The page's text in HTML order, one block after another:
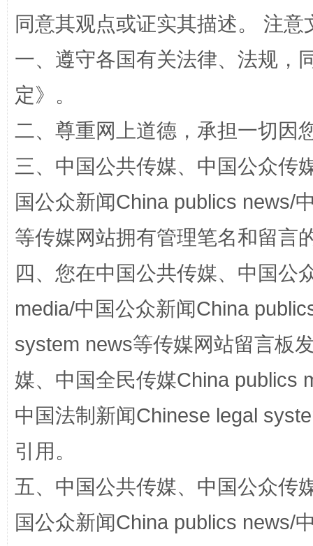
规模最大的光氢储一体化项目 走
同意其观点或证实其描述。 注
一、遵守各国有关法律、法规，
定》。
二、尊重网上道德，承担一切因
三、中国公共传媒、中国公众传
国公众新闻China publics news/
等传媒网站拥有管理笔名和留言
四、您在中国公共传媒、中国公
media/中国公众新闻China
system news等传媒网站留言板
媒、中国全民传媒China publics
中国法制新闻Chinese legal
引用。
五、中国公共传媒、中国公众传
国公众新闻China publics news/